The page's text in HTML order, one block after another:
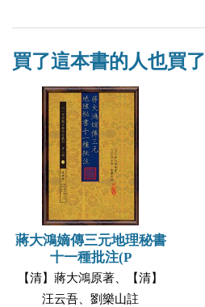
買了這本書的人也買了
蔣大鴻嫡傳三元地理秘書
十一種批注(P
【清】蔣大鴻原著、【清】
汪云吾、劉樂山註